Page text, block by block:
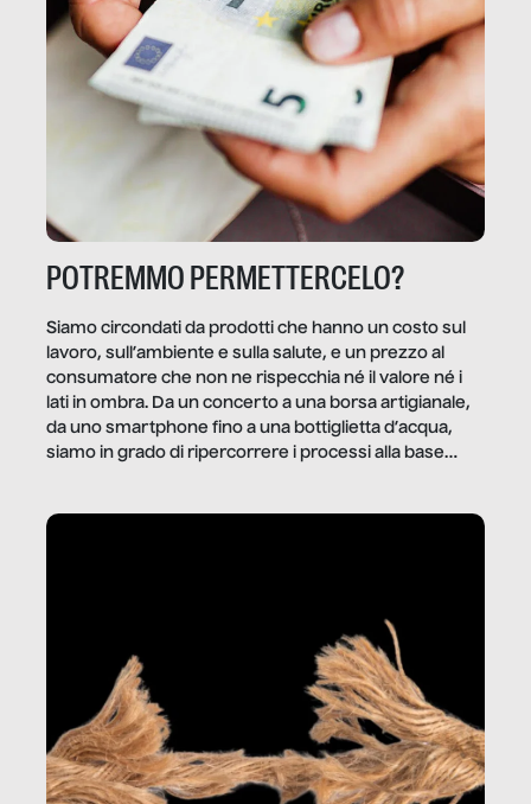
POTREMMO PERMETTERCELO?
Siamo circondati da prodotti che hanno un costo sul
lavoro, sull’ambiente e sulla salute, e un prezzo al
consumatore che non ne rispecchia né il valore né i
lati in ombra. Da un concerto a una borsa artigianale,
da uno smartphone fino a una bottiglietta d’acqua,
siamo in grado di ripercorrere i processi alla base
dietro gli oggetti e i servizi che fanno la nostra vita